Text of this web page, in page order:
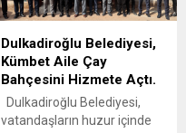
gözaltına alındığını duyurdu.
Dulkadiroğlu Belediyesi,
Kümbet Aile Çay
Bahçesini Hizmete Açtı.
Dulkadiroğlu Belediyesi,
vatandaşların huzur içinde